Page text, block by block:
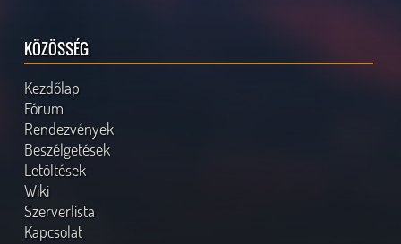
KÖZÖSSÉG
Kezdőlap
Fórum
Rendezvények
Beszélgetések
Letöltések
Wiki
Szerverlista
Kapcsolat